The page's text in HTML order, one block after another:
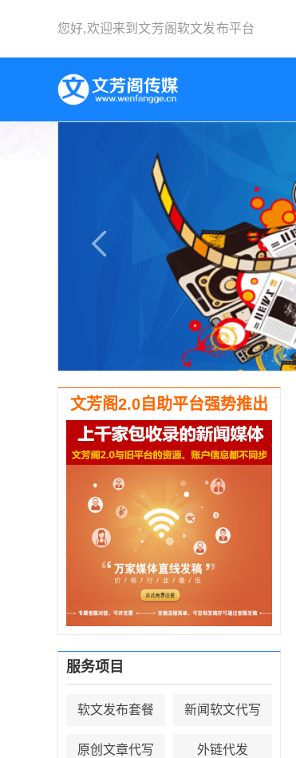
您好,欢迎来到 文芳阁软文发布平台
文芳阁2.0自助平台强势推出
服务项目
软文发布套餐 新闻软文代写
原创文章代写 外链代发